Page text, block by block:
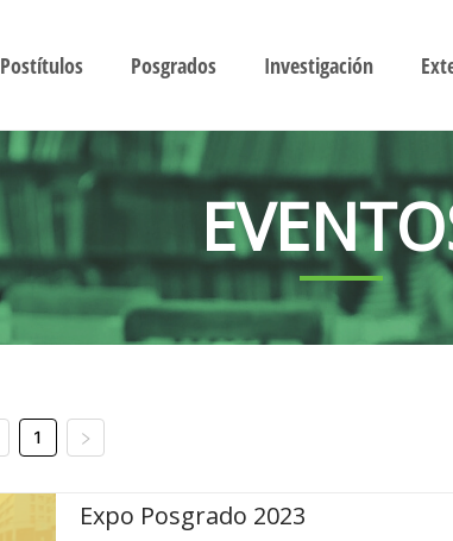
Postítulos Posgrados Investigación
1
Expo Posgrado 2023